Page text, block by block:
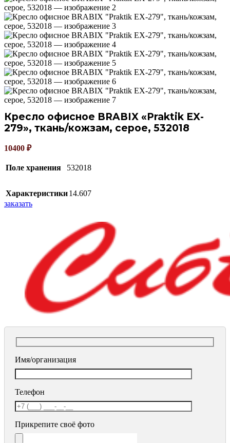
Кресло офисное BRABIX «Praktik EX-
279», ткань/кожзам, серое, 532018
10400 ₽
Поле хранения 532018
Характеристики14.607
заказать
Имя/организация
Телефон
Прикрепите своё фото